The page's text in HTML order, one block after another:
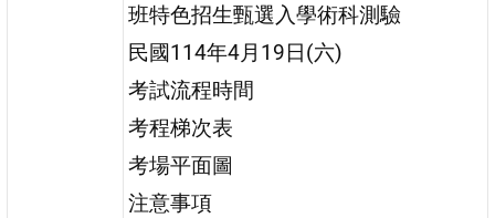
班特色招生甄選入學術科測驗
民國114年4月19日(六)
考試流程時間
考程梯次表
考場平面圖
注意事項